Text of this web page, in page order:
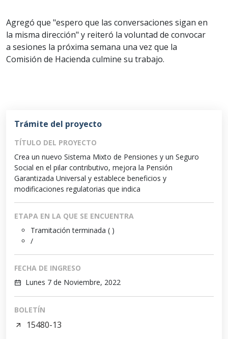
Agregó que "espero que las conversaciones sigan en
la misma dirección" y reiteró la voluntad de convocar
a sesiones la próxima semana una vez que la
Comisión de Hacienda culmine su trabajo.
Trámite del proyecto
TÍTULO DEL PROYECTO
Crea un nuevo Sistema Mixto de Pensiones y un Seguro
Social en el pilar contributivo, mejora la Pensión
Garantizada Universal y establece beneficios y
modificaciones regulatorias que indica
ETAPA EN LA QUE SE ENCUENTRA
Tramitación terminada ( )
/
FECHA DE INGRESO
Lunes 7 de Noviembre, 2022
BOLETÍN
15480-13